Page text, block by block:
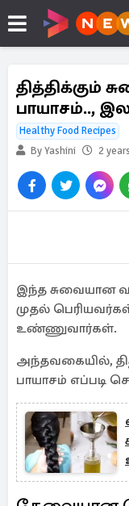
தித்திக்கும்
பாயாசம்..,
Healthy Food Recipes
By Yashini
2
இந்த சுவையான
முதல்
உண்ணுவார்கள்.
அந்தவகையில்,
பாயாசம் எப்படி